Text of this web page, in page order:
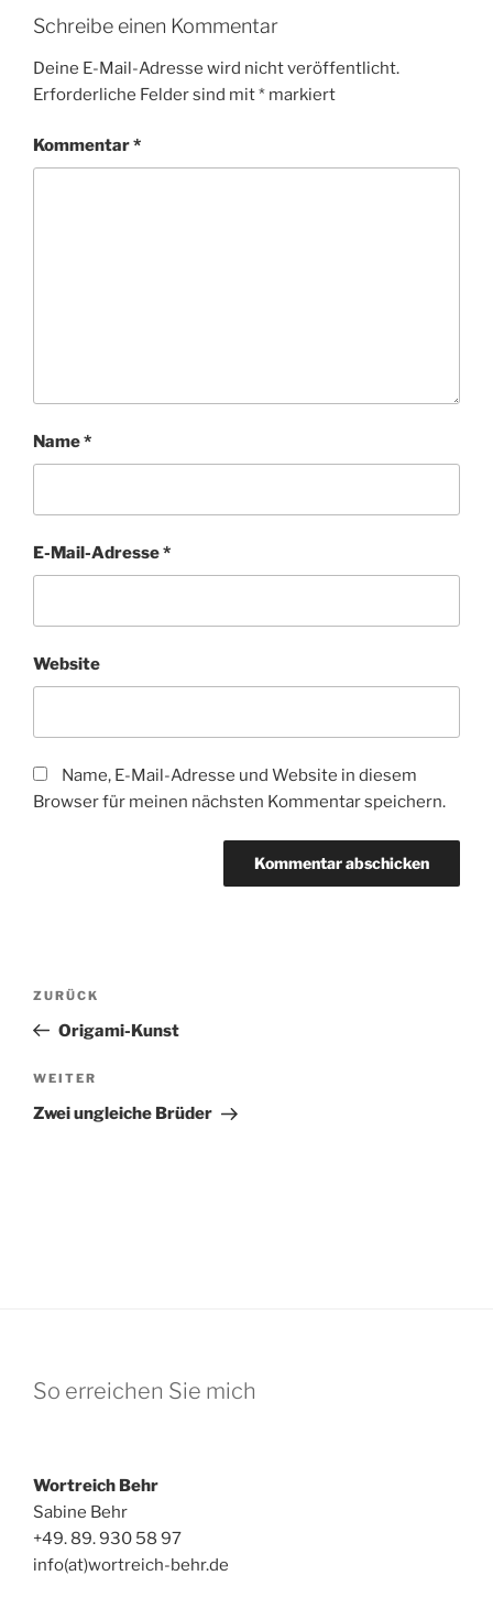
Schreibe einen Kommentar
Deine E-Mail-Adresse wird nicht veröffentlicht.
Erforderliche Felder sind mit* markiert
Kommentar*
Name*
E-Mail-Adresse*
Website
Name, E-Mail-Adresse und Website in diesem
Browser für meinen nächsten Kommentar speichern.
Beitragsnavigation
Vorheriger
Beitrag
ZURÜCK
Origami-Kunst
Nächster
Beitrag
WEITER
Zwei ungleiche Brüder
So erreichen Sie mich
Wortreich Behr
Sabine Behr
+49. 89. 930 58 97
info(at)wortreich-behr.de